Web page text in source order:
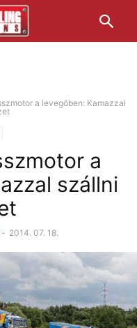
a levegőben: Kamazzal
a
szállni
- 2014. 07. 18.